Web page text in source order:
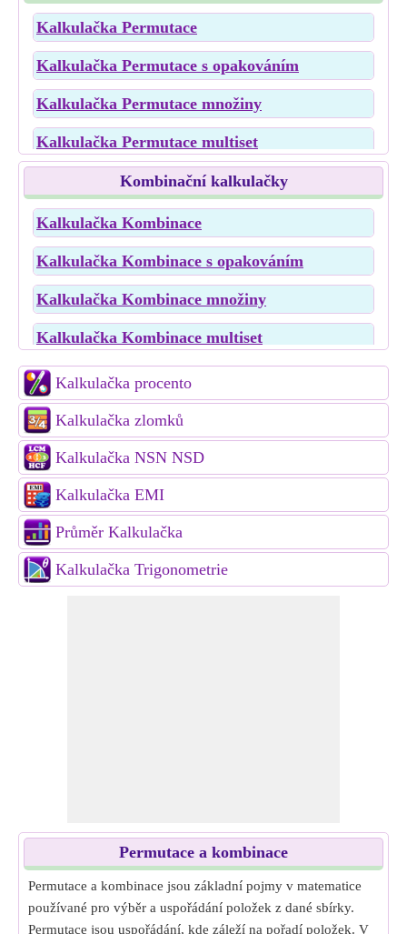
Kalkulačka Permutace
Kalkulačka Permutace s opakováním
Kalkulačka Permutace množiny
Kalkulačka Permutace multiset
Kalkulačka Lineární permutace
Kalkulačka Kruhová permutace
Kalkulačka Permutace slov
Kombinační kalkulačky
Kalkulačka Kombinace
Kalkulačka Kombinace s opakováním
Kalkulačka Kombinace množiny
Kalkulačka Kombinace multiset
Kalkulačka Kombinace slov
Kalkulačka procento
Kalkulačka zlomků
Kalkulačka NSN NSD
Kalkulačka EMI
Průměr Kalkulačka
Kalkulačka Trigonometrie
Permutace a kombinace
Permutace a kombinace jsou základní pojmy v matematice
používané pro výběr a uspořádání položek z dané sbírky.
Permutace jsou uspořádání, kde záleží na pořadí položek. V